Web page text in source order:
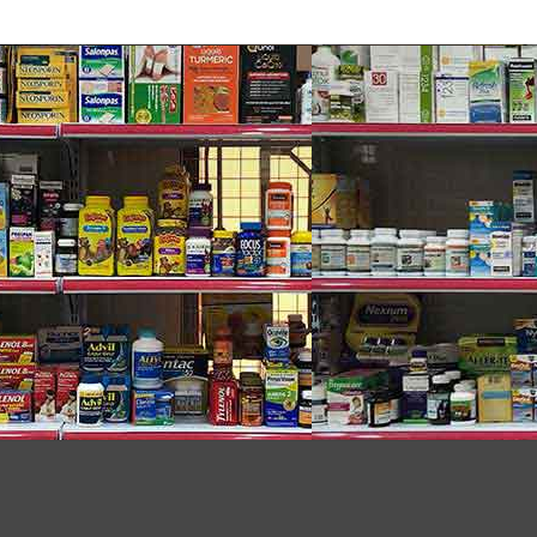
ở dưới bề mặt men răng cho một nụ cười rõ ràng
dẫn, nó bổ sung an toàn và hiệu quả vào quá
dụng để làm trắng răng, vì vậy bạn có thể tự tin